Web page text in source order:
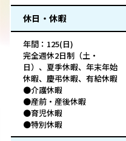
休日・休暇
年間：125(日)
完全週休2日制（土・
日）、夏季休暇、年末年始
休暇、慶弔休暇、有給休暇
●介護休暇
●産前・産後休暇
●育児休暇
●特別休暇